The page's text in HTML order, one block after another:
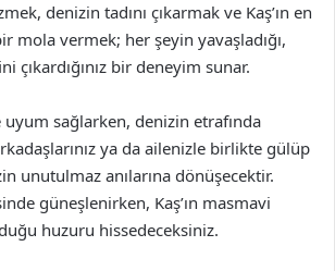
denizin tadını çıkarmak ve Kaş’ın en
mola vermek; her şeyin yavaşladığı,
çıkardığınız bir deneyim sunar.
sağlarken, denizin etrafında
ya da ailenizle birlikte gülüp
unutulmaz anılarına dönüşecektir.
güneşlenirken, Kaş’ın masmavi
huzuru hissedeceksiniz.